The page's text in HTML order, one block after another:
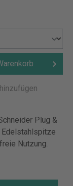
Plug &
Nutzung.